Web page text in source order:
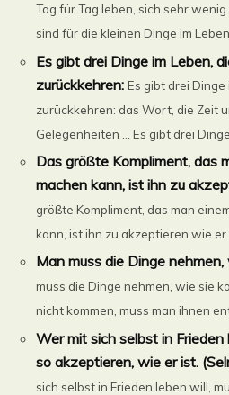
Tag für Tag leben, sich sehr
sind für die kleinen Dinge im
Es gibt drei Dinge im Leben,
zurückkehren: Es gibt drei Dinge
zurückkehren: das Wort, die Zeit
Gelegenheiten … Es gibt drei Dinge
Das größte Kompliment, das
machen kann, ist ihn zu
größte Kompliment, das man
kann, ist ihn zu akzeptieren wie er
Man muss die Dinge
muss die Dinge nehmen, wie sie
nicht kommen, muss man ihnen
Wer mit sich selbst in Frieden
so akzeptieren, wie er ist.
sich selbst in Frieden leben will,